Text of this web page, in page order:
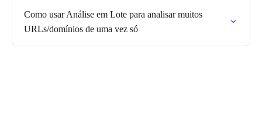
Como usar Análise em Lote para analisar muitos
URLs/domínios de uma vez só